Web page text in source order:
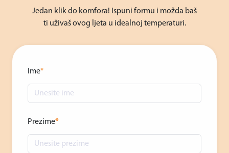
Jedan klik do komfora! Ispuni formu i možda baš
ti uživaš ovog ljeta u idealnoj temperaturi.
Ime*
Prezime*